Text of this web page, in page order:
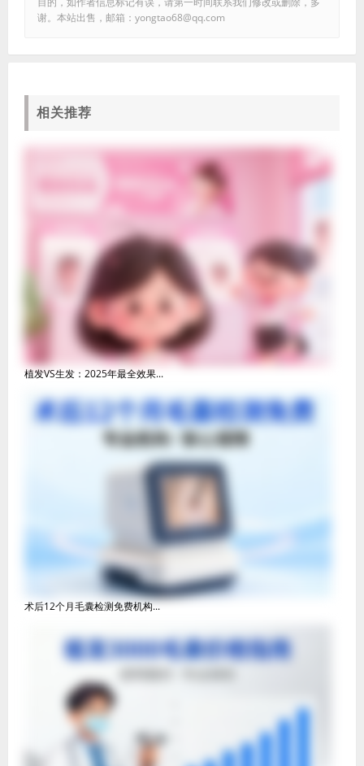
谢。本站出售，邮箱：yongtao68@qq.com
相关推荐
植发VS生发：2025年最全效果...
术后12个月毛囊检测免费机构...